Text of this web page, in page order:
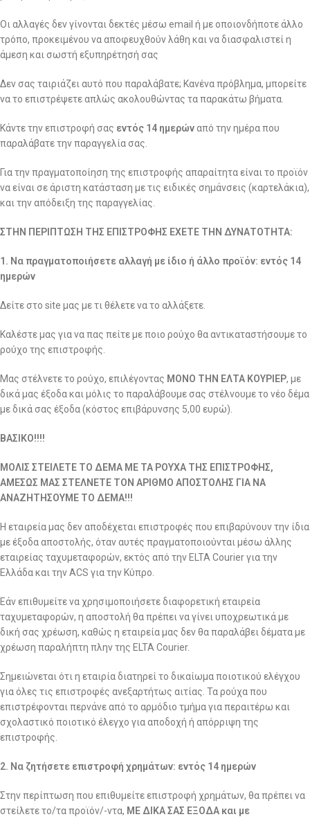
Οι αλλαγές δεν γίνονται δεκτές μέσω email ή με οποιονδήποτε άλλο
τρόπο, προκειμένου να αποφευχθούν λάθη και να διασφαλιστεί η
άμεση και σωστή εξυπηρέτησή σας
Δεν σας ταιριάζει αυτό που παραλάβατε; Κανένα πρόβλημα, μπορείτε
να το επιστρέψετε απλώς ακολουθώντας τα παρακάτω βήματα.
Κάντε την επιστροφή σας εντός 14 ημερώναπό την ημέρα που
παραλάβατε την παραγγελία σας.
Για την πραγματοποίηση της επιστροφής απαραίτητα είναι το προϊόν
να είναι σε άριστη κατάσταση με τις ειδικές σημάνσεις (καρτελάκια),
και την απόδειξη της παραγγελίας.
ΣΤΗΝ ΠΕΡΙΠΤΩΣΗ ΤΗΣ ΕΠΙΣΤΡΟΦΗΣ ΕΧΕΤΕ ΤΗΝ ΔΥΝΑΤΟΤΗΤΑ:
1. Να πραγματοποιήσετε αλλαγή με ίδιο ή άλλο προϊόν: εντός 14
ημερών
Δείτε στο site μας με τι θέλετε να το αλλάξετε.
Καλέστε μας για να πας πείτε με ποιο ρούχο θα αντικαταστήσουμε το
ρούχο της επιστροφής.
Μας στέλνετε το ρούχο, επιλέγοντας ΜΟΝΟ ΤΗΝ ΕΛΤΑ ΚΟΥΡΙΕΡ, με
δικά μας έξοδα και μόλις το παραλάβουμε σας στέλνουμε το νέο δέμα
με δικά σας έξοδα (κόστος επιβάρυνσης 5,00 ευρώ).
ΒΑΣΙΚΟ!!!!
ΜΟΛΙΣ ΣΤΕΙΛΕΤΕ ΤΟ ΔΕΜΑ ΜΕ ΤΑ ΡΟΥΧΑ ΤΗΣ ΕΠΙΣΤΡΟΦΗΣ,
ΑΜΕΣΩΣ ΜΑΣ ΣΤΕΛΝΕΤΕ ΤΟΝ ΑΡΙΘΜΟ ΑΠΟΣΤΟΛΗΣ ΓΙΑ ΝΑ
ΑΝΑΖΗΤΗΣΟΥΜΕ ΤΟ ΔΕΜΑ!!!
Η εταιρεία μας δεν αποδέχεται επιστροφές που επιβαρύνουν την ίδια
με έξοδα αποστολής, όταν αυτές πραγματοποιούνται μέσω άλλης
εταιρείας ταχυμεταφορών, εκτός από την ELTA Courier για την
Ελλάδα και την ACS για την Κύπρο.
Εάν επιθυμείτε να χρησιμοποιήσετε διαφορετική εταιρεία
ταχυμεταφορών, η αποστολή θα πρέπει να γίνει υποχρεωτικά με
δική σας χρέωση, καθώς η εταιρεία μας δεν θα παραλάβει δέματα με
χρέωση παραλήπτη πλην της ELTA Courier.
Σημειώνεται ότι η εταιρία διατηρεί το δικαίωμα ποιοτικού ελέγχου
για όλες τις επιστροφές ανεξαρτήτως αιτίας. Τα ρούχα που
επιστρέφονται περνάνε από το αρμόδιο τμήμα για περαιτέρω και
σχολαστικό ποιοτικό έλεγχο για αποδοχή ή απόρριψη της
επιστροφής.
2. Να ζητήσετε επιστροφή χρημάτων: εντός 14 ημερών
Στην περίπτωση που επιθυμείτε επιστροφή χρημάτων, θα πρέπει να
στείλετε το/τα προϊόν/-ντα, ΜΕ ΔΙΚΑ ΣΑΣ ΕΞΟΔΑ και με